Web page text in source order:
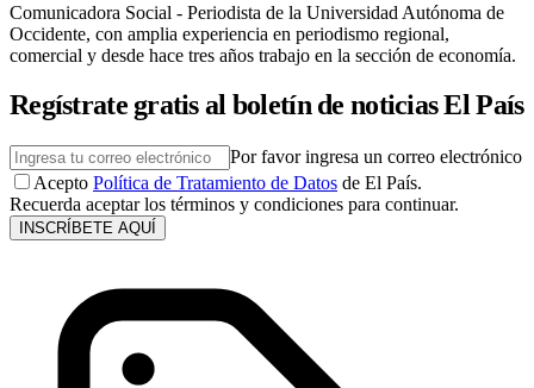
Comunicadora Social - Periodista de la Universidad Autónoma de
Occidente, con amplia experiencia en periodismo regional,
comercial y desde hace tres años trabajo en la sección de economía.
Regístrate gratis al boletín de noticias El País
Por favor ingresa un correo electrónico
Acepto Política de Tratamiento de Datos de El País.
Recuerda aceptar los términos y condiciones para continuar.
INSCRÍBETE AQUÍ